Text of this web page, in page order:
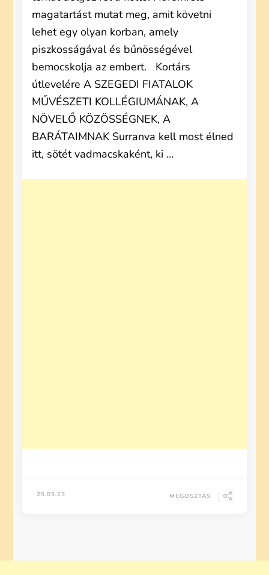
magatartást mutat meg, amit követni
lehet egy olyan korban, amely
piszkosságával és bűnösségével
bemocskolja az embert. Kortárs
útlevelére A SZEGEDI FIATALOK
MŰVÉSZETI KOLLÉGIUMÁNAK, A
NÖVELŐ KÖZÖSSÉGNEK, A
BARÁTAIMNAK Surranva kell most élned
itt, sötét vadmacskaként, ki …
25.05.23 MEGOSZTÁS